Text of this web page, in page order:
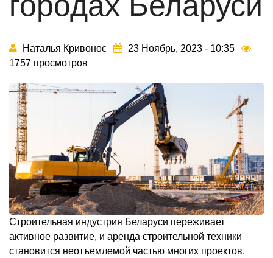
Наталья Кривонос
23 Ноябрь, 2023 - 10:35
1757 просмотров
Строительная индустрия Беларуси переживает
активное развитие, и аренда строительной техники
становится неотъемлемой частью многих проектов.